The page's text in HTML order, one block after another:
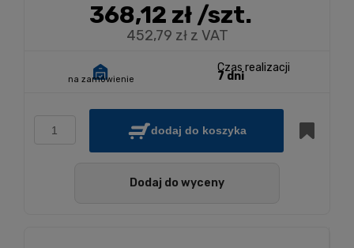
368,12 zł/szt.
452,79 zł z VAT
na zamówienie
Czas realizacji
7 dni
dodaj do koszyka
Dodaj do wyceny